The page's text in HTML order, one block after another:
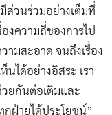
ส่วนร่วมอย่างเต็มที่
องความถี่ของการไป
ามสะอาด จนถึงเรื่อง
ได้อย่างอิสระ เรา
ยกันต่อเติมและ
กฝ่ายได้ประโยชน์”